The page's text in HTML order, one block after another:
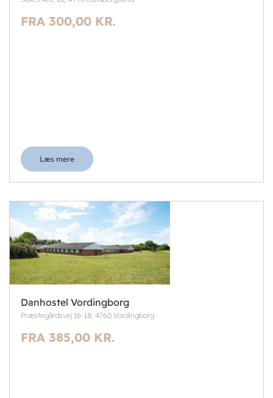
FRA 300,00 KR.
Læs mere
Danhostel Vordingborg
Præstegårdsvej 16-18, 4760 Vordingborg
FRA 385,00 KR.